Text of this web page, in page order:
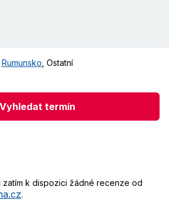
Rumunsko Ostatní
Vyhledat termín
zatím k dispozici žádné recenze od
.